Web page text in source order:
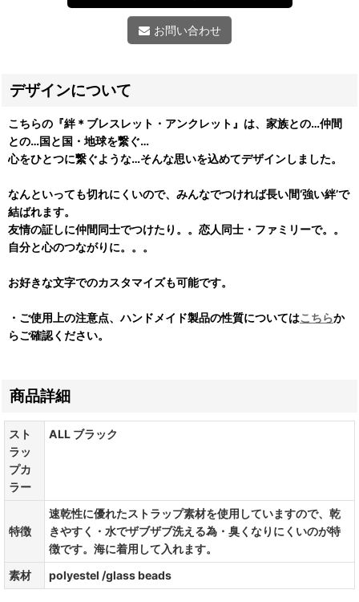
お問い合わせ
デザインについて
こちらの『絆＊ブレスレット・アンクレット』は、家族との…仲間
との…国と国・地球を繋ぐ…
心をひとつに繋ぐような…そんな思いを込めてデザインしました。
なんといっても切れにくいので、みんなでつければ長い間‘強い絆’で
結ばれます。
友情の証しに仲間同士でつけたり。。恋人同士・ファミリーで。。
自分と心のつながりに。。。
お好きな文字でのカスタマイズも可能です。
・ご使用上の注意点、ハンドメイド製品の性質についてはこちらか
らご確認ください。
商品詳細
スト
ラッ
プカ
ラー
ALL ブラック
特徴
速乾性に優れたストラップ素材を使用していますので、乾
きやすく・水でザブザブ洗える為・臭くなりにくいのが特
徴です。海に着用して入れます。
素材
polyestel /glass beads